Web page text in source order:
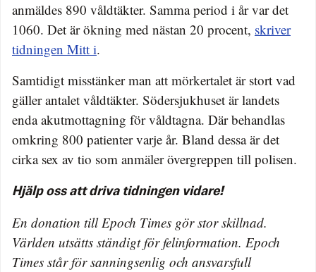
anmäldes 890 våldtäkter. Samma period i år var det
1060. Det är ökning med nästan 20 procent, skriver
tidningen Mitt i.
Samtidigt misstänker man att mörkertalet är stort vad
gäller antalet våldtäkter. Södersjukhuset är landets
enda akutmottagning för våldtagna. Där behandlas
omkring 800 patienter varje år. Bland dessa är det
cirka sex av tio som anmäler övergreppen till polisen.
Hjälp oss att driva tidningen vidare!
En donation till Epoch Times gör stor skillnad.
Världen utsätts ständigt för felinformation. Epoch
Times står för sanningsenlig och ansvarsfull